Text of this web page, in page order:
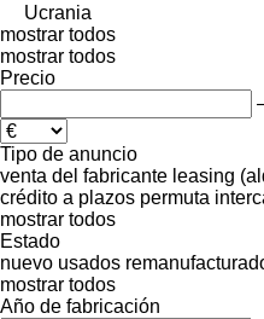
Ucrania
mostrar todos
mostrar todos
Precio
Tipo de anuncio
venta del fabricante leasing
crédito a plazos permuta
mostrar todos
Estado
nuevo usados
mostrar todos
Año de fabricación